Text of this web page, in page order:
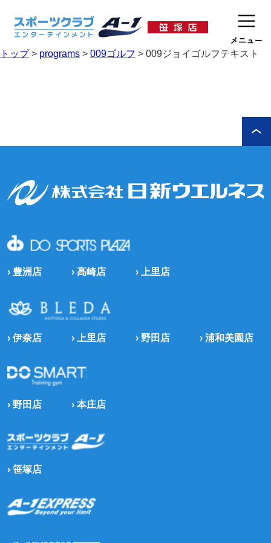
トップ> programs > 009ゴルフ > 009ジョイゴルフテキスト
› 豊洲店 › 高崎店 › 上里店
› 伊奈店 › 上里店 › 野田店 › 浦和美園店
› 野田店 › 本庄店
› 笹塚店